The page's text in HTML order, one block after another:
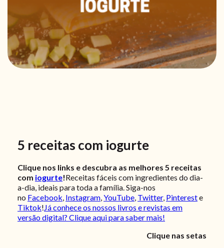
5 receitas com iogurte
Clique nos links e descubra as melhores 5 receitas
com iogurte!Receitas fáceis com ingredientes do dia-
a-dia, ideais para toda a família. Siga-nos
no Facebook, Instagram,YouTube, Twitter, Pintereste
Tiktok!Já conhece os nossos livros e revistas em
versão digital? Clique aqui para saber mais!
Clique nas setas